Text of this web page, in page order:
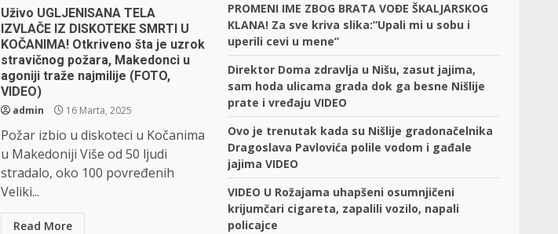
Uživo UGLJENISANA TELA
IZVLAČE IZ DISKOTEKE SMRTI U
KOČANIMA! Otkriveno šta je uzrok
stravičnog požara, Makedonci u
agoniji traže najmilije (FOTO,
VIDEO)
admin 16 Marta, 2025
Požar izbio u diskoteci u Kočanima
u Makedoniji Više od 50 ljudi
stradalo, oko 100 povređenih
Veliki...
Read More
PROMENI IME ZBOG BRATA VOĐE ŠKALJARSKOG
KLANA! Za sve kriva slika:”Upali mi u sobu i
uperili cevi u mene”
Direktor Doma zdravlja u Nišu, zasut jajima,
sam hoda ulicama grada dok ga besne Nišlije
prate i vređaju VIDEO
Ovo je trenutak kada su Nišlije gradonačelnika
Dragoslava Pavlovića polile vodom i gađale
jajima VIDEO
VIDEO U Rožajama uhapšeni osumnjičeni
krijumčari cigareta, zapalili vozilo, napali
policajce